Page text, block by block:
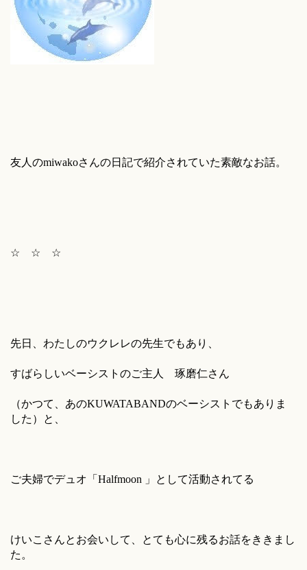
友人のmiwakoさんの日記で紹介されていた素敵なお話。
☆ ☆ ☆
先日、わたしのウクレレの先生でもあり、
すばらしいベーシストのご主人 琢磨仁さん
（かつて、あのKUWATABANDのベーシストでもありま
した）と、
ご夫婦でデュオ「Halfmoon 」として活動されてる
けいこさんとお会いして、とても心に残るお話をききまし
た。